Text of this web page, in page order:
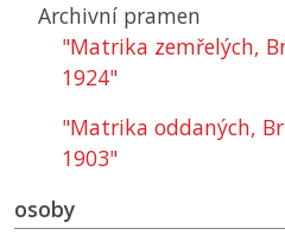
Archivní pramen
"Matrika zemřelých,
1924"
"Matrika oddaných,
1903"
osoby